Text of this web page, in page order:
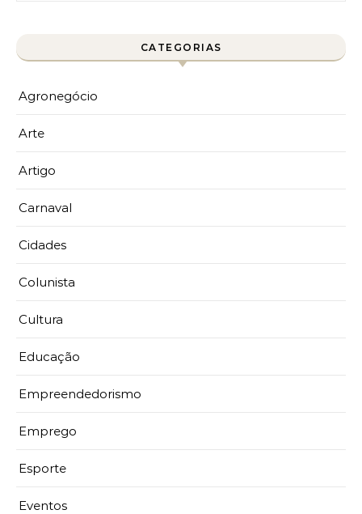
CATEGORIAS
Agronegócio
Arte
Artigo
Carnaval
Cidades
Colunista
Cultura
Educação
Empreendedorismo
Emprego
Esporte
Eventos